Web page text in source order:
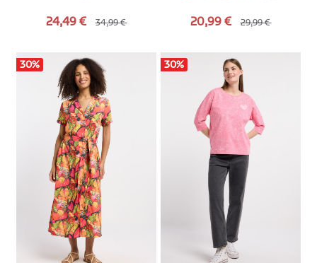
24,49 € 34,99 € 20,99 € 29,99 €
30% 30%